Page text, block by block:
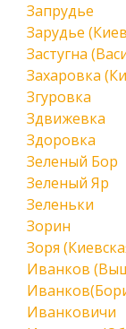
Запрудье
Зарудье
Застугна
Захаровка
Згуровка
Здвижевка
Здоровка
Зеленый Бор
Зеленый Яр
Зеленьки
Зорин
Зоря
Иванков
Иванковичи